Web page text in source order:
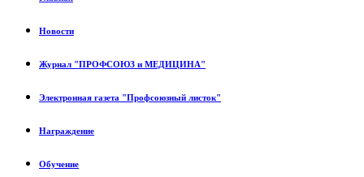
Новости
Журнал "ПРОФСОЮЗ и МЕДИЦИНА"
Электронная газета "Профсоюзный листок"
Награждение
Обучение